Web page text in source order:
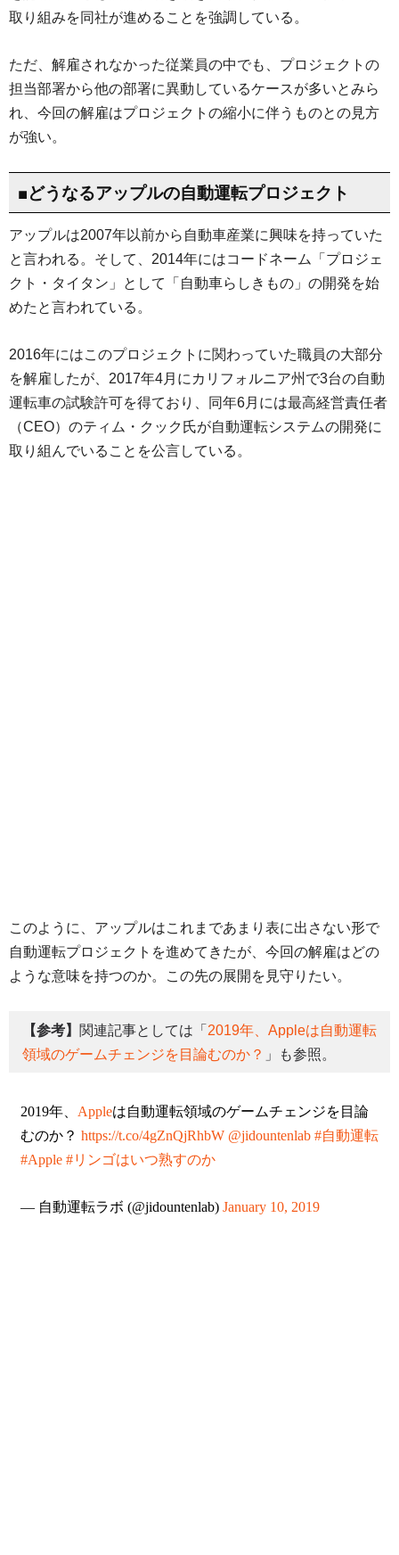
取り組みを同社が進めることを強調している。
ただ、解雇されなかった従業員の中でも、プロジェクトの
担当部署から他の部署に異動しているケースが多いとみら
れ、今回の解雇はプロジェクトの縮小に伴うものとの見方
が強い。
■どうなるアップルの自動運転プロジェクト
アップルは2007年以前から自動車産業に興味を持っていた
と言われる。そして、2014年にはコードネーム「プロジェ
クト・タイタン」として「自動車らしきもの」の開発を始
めたと言われている。
2016年にはこのプロジェクトに関わっていた職員の大部分
を解雇したが、2017年4月にカリフォルニア州で3台の自動
運転車の試験許可を得ており、同年6月には最高経営責任者
（CEO）のティム・クック氏が自動運転システムの開発に
取り組んでいることを公言している。
このように、アップルはこれまであまり表に出さない形で
自動運転プロジェクトを進めてきたが、今回の解雇はどの
ような意味を持つのか。この先の展開を見守りたい。
【参考】 関連記事としては「 2019年、Appleは自動運転
領域のゲームチェンジを目論むのか？ 」も参照。
2019年、 Appleは自動運転領域のゲームチェンジを目論
むのか？ https://t.co/4gZnQjRhbW @jidountenlab #自動運転
#Apple #リンゴはいつ熟すのか
— 自動運転ラボ (@jidountenlab) January 10, 2019